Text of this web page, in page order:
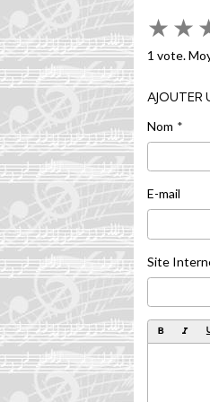
★ ★
1 vote.
AJOUTER
Nom
E-mail
Site